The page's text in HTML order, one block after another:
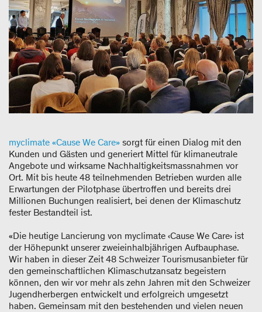
myclimate «Cause We Care» sorgt für einen Dialog mit den
Kunden und Gästen und generiert Mittel für klimaneutrale
Angebote und wirksame Nachhaltigkeitsmassnahmen vor
Ort. Mit bis heute 48 teilnehmenden Betrieben wurden alle
Erwartungen der Pilotphase übertroffen und bereits drei
Millionen Buchungen realisiert, bei denen der Klimaschutz
fester Bestandteil ist.
«Die heutige Lancierung von myclimate ‹Cause We Care› ist
der Höhepunkt unserer zweieinhalbjährigen Aufbauphase.
Wir haben in dieser Zeit 48 Schweizer Tourismusanbieter für
den gemeinschaftlichen Klimaschutzansatz begeistern
können, den wir vor mehr als zehn Jahren mit den Schweizer
Jugendherbergen entwickelt und erfolgreich umgesetzt
haben. Gemeinsam mit den bestehenden und vielen neuen